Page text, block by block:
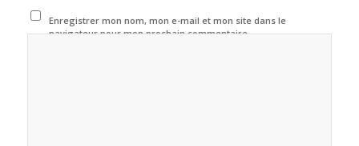
Enregistrer mon nom, mon e-mail et mon site dans le
navigateur pour mon prochain commentaire.